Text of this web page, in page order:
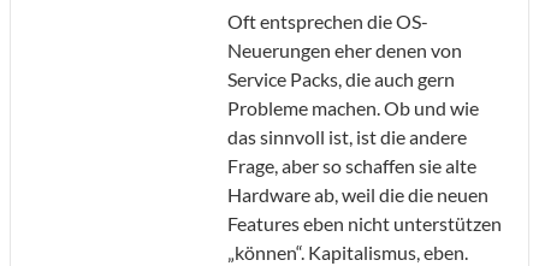
Oft entsprechen die OS-
Neuerungen eher denen von
Service Packs, die auch gern
Probleme machen. Ob und wie
das sinnvoll ist, ist die andere
Frage, aber so schaffen sie alte
Hardware ab, weil die die neuen
Features eben nicht unterstützen
„können“. Kapitalismus, eben.